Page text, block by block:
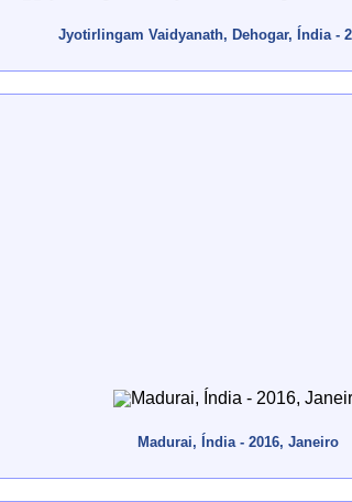
Jyotirlingam Vaidyanath, Dehogar, Índia -
Madurai, Índia - 2016, Janeiro